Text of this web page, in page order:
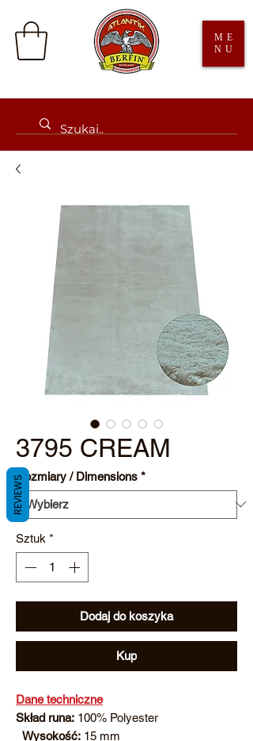
ME
NU
3795 CREAM
Rozmiary / Dimensions *
Sztuk *
Dodaj do koszyka
Kup
Dane techniczne
Skład runa: 100% Polyester
Wysokość: 15 mm
REVIEWS